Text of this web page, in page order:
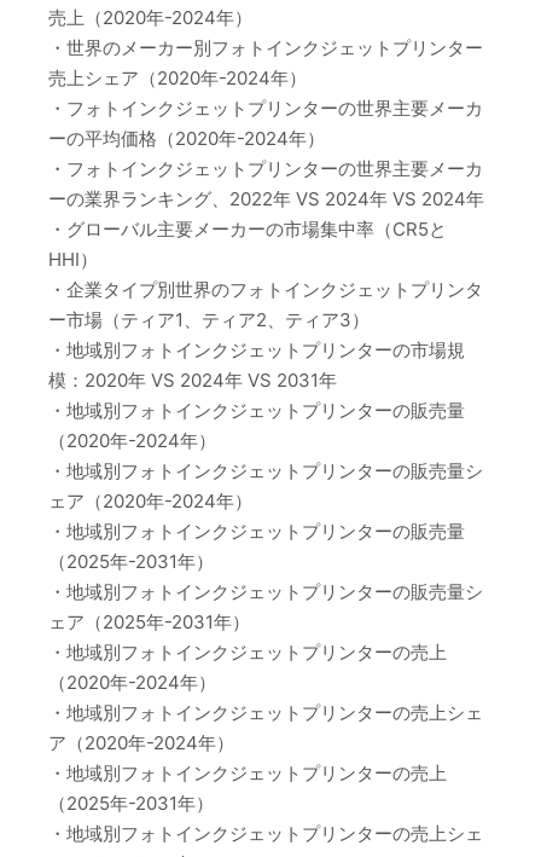
売上（2020年-2024年）
・世界のメーカー別フォトインクジェットプリンター
売上シェア（2020年-2024年）
・フォトインクジェットプリンターの世界主要メーカ
ーの平均価格（2020年-2024年）
・フォトインクジェットプリンターの世界主要メーカ
ーの業界ランキング、2022年 VS 2024年 VS 2024年
・グローバル主要メーカーの市場集中率（CR5と
HHI）
・企業タイプ別世界のフォトインクジェットプリンタ
ー市場（ティア1、ティア2、ティア3）
・地域別フォトインクジェットプリンターの市場規
模：2020年 VS 2024年 VS 2031年
・地域別フォトインクジェットプリンターの販売量
（2020年-2024年）
・地域別フォトインクジェットプリンターの販売量シ
ェア（2020年-2024年）
・地域別フォトインクジェットプリンターの販売量
（2025年-2031年）
・地域別フォトインクジェットプリンターの販売量シ
ェア（2025年-2031年）
・地域別フォトインクジェットプリンターの売上
（2020年-2024年）
・地域別フォトインクジェットプリンターの売上シェ
ア（2020年-2024年）
・地域別フォトインクジェットプリンターの売上
（2025年-2031年）
・地域別フォトインクジェットプリンターの売上シェ